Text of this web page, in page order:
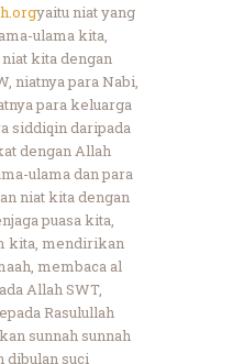
yaitu niat yang
ulama kita,
kita dengan
niatnya para Nabi,
para keluarga
siddiqin daripada
dengan Allah
ulama dan para
niat kita dengan
puasa kita,
kita, mendirikan
membaca al
Allah SWT,
Rasulullah
sunnah sunnah
dibulan suci